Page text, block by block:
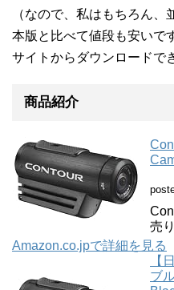
（なので、私はもちろん、
本版と比べて値段も安いで
サイトからダウンロードで
商品紹介
売
Amazon.co.jpで詳細を見る
【
ブ